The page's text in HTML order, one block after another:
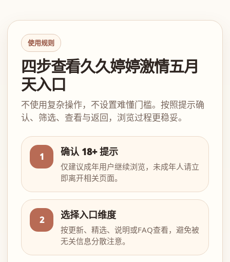
使用规则
四步查看久久婷婷激情五月
天入口
不使用复杂操作，不设置难懂门槛。按照提示确
认、筛选、查看与返回，浏览过程更稳妥。
1 确认 18+ 提示
仅建议成年用户继续浏览，未成年人请立
即离开相关页面。
2 选择入口维度
按更新、精选、说明或FAQ查看，避免被
无关信息分散注意。